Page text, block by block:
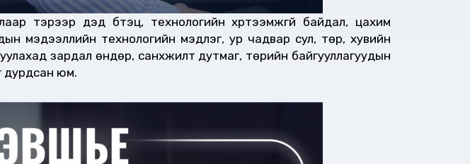
тэрээр дэд бүтэц, технологийн хүртээмжгүй байдал, цахим
мэдээллийн технологийн мэдлэг, ур чадвар сул, төр, хувийн
зардал өндөр, санхүүжилт дутмаг, төрийн байгууллагуудын
дурдсан юм.